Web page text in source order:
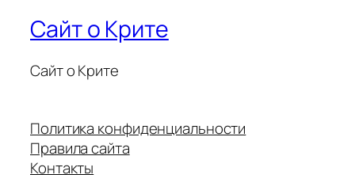
Сайт о Крите
Сайт о Крите
Политика конфиденциальности
Правила сайта
Контакты